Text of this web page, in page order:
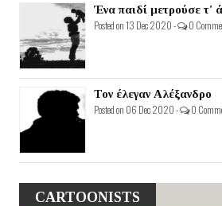
Ένα παιδί μετρούσε τ'
Posted on 13 Dec 2020 - 0
Τον έλεγαν Αλέξανδρο
Posted on 06 Dec 2020 - 0
CARTOONISTS